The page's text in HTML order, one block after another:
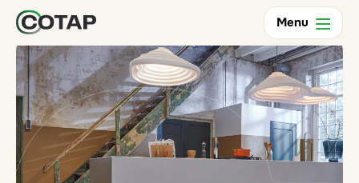
Menu
Terug